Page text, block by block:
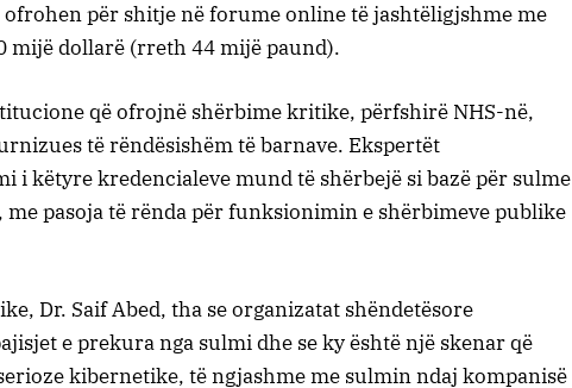
për shitje në forume online të jashtëligjshme me
mijë dollarë (rreth 44 mijë paund).
që ofrojnë shërbime kritike, përfshirë NHS-në,
të rëndësishëm të barnave. Ekspertët
i këtyre kredencialeve mund të shërbejë si bazë për sulme
pasoja të rënda për funksionimin e shërbimeve publike
Dr. Saif Abed, tha se organizatat shëndetësore
e prekura nga sulmi dhe se ky është një skenar që
kibernetike, të ngjashme me sulmin ndaj kompanisë